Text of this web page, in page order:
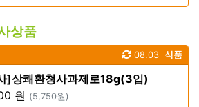
상품
식품
08.03
]상쾌환청사과제로18g(3입)
원 (5,750원)